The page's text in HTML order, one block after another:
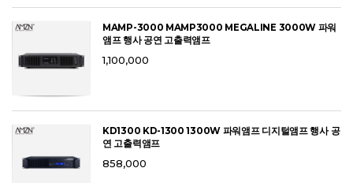
MAMP-3000 MAMP3000 MEGALINE 3000W 파워
앰프 행사 공연 고출력앰프
1,100,000
KD1300 KD-1300 1300W 파워앰프 디지털앰프 행사 공
연 고출력앰프
858,000